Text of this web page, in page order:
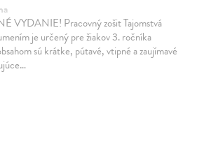
VYDANIE! Pracovný zošit Tajomstvá
je určený pre žiakov 3. ročníka
sú krátke, pútavé, vtipné a zaujímavé